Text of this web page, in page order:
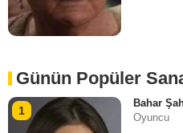
Günün Popüler
1
Bahar
Oyuncu